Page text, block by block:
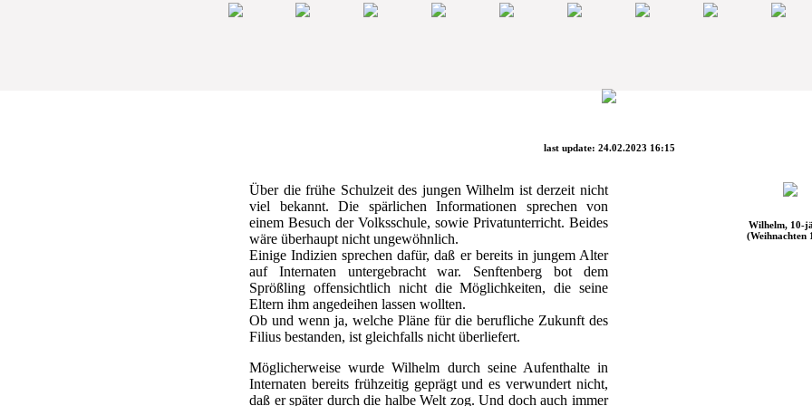
last update: 24.02.2023 16:15
Über die frühe Schulzeit des jungen Wilhelm ist derzeit nicht
viel bekannt. Die spärlichen Informationen sprechen von
einem Besuch der Volksschule, sowie Privatunterricht. Beides
wäre überhaupt nicht ungewöhnlich.
Einige Indizien sprechen dafür, daß er bereits in jungem Alter
auf Internaten untergebracht war. Senftenberg bot dem
Sprößling offensichtlich nicht die Möglichkeiten, die seine
Eltern ihm angedeihen lassen wollten.
Ob und wenn ja, welche Pläne für die berufliche Zukunft des
Filius bestanden, ist gleichfalls nicht überliefert.
Möglicherweise wurde Wilhelm durch seine Aufenthalte in
Internaten bereits frühzeitig geprägt und es verwundert nicht,
daß er später durch die halbe Welt zog. Und doch auch immer
Wilhelm, 10-
(Weihnachten